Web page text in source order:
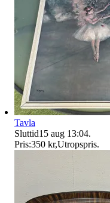
Tavla
Sluttid15 aug 13:04.
Pris:350 kr,Utropspris.